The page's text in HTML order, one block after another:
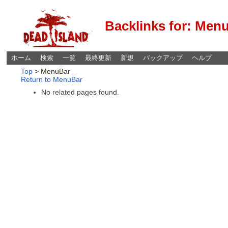
Backlinks for:
ホーム 検索 一覧 最終更新 新規 バックアップ ヘルプ
Top > MenuBar
Return to MenuBar
No related pages found.